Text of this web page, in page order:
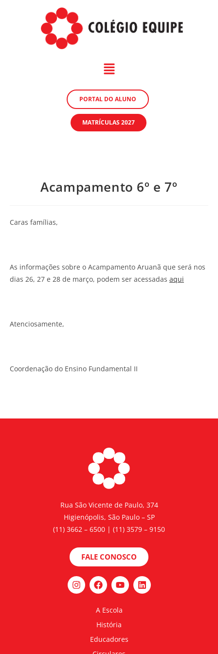
PORTAL DO ALUNO
MATRÍCULAS 2027
Acampamento 6º e 7º
Caras famílias,
As informações sobre o Acampamento Aruanã que será nos
dias 26, 27 e 28 de março, podem ser acessadas aqui
Atenciosamente,
Coordenação do Ensino Fundamental II
Rua São Vicente de Paulo, 374
Higienópolis, São Paulo – SP
(11) 3662 – 6500 | (11) 3579 – 9150
FALE CONOSCO
A Escola
História
Educadores